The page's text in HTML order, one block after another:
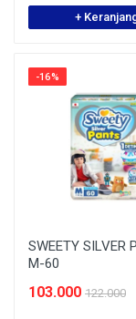
+
-16%
SWEETY SILVER
M-60
103.000 122.000